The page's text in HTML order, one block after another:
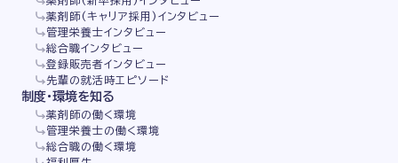
薬剤師(キャリア採用)インタビュー
管理栄養士インタビュー
総合職インタビュー
登録販売者インタビュー
先輩の就活時エピソード
制度・環境を知る
薬剤師の働く環境
管理栄養士の働く環境
総合職の働く環境